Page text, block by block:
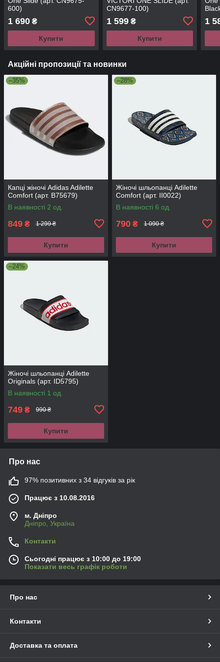
600)
1 690 ₴
Купити
CN9677-100)
1 599₴
Купити
1
Акційні пропозиції та новинки
–35%
Капці жіночі Adidas Adilette
Comfort (арт. B75679)
В наявності 2 од.
849 ₴ 1 299 ₴
Купити
–28%
Жіночі шльопанці Adilette
Comfort (арт. II0022)
В наявності 6 од.
790 ₴ 1 090 ₴
Купити
–24%
Жіночі шльопанці Adilette
Originals (арт. ID5795)
В наявності 1 од.
749 ₴ 990 ₴
Купити
Про нас
97% позитивних з 34 відгуків за рік
Працює з 10.08.2016
м. Дніпро
Дніпро, Україна
Контакти
Сьогодні працює з 10:00 до 19:00
Показати весь графік роботи
Про нас
Контакти
Доставка та оплата